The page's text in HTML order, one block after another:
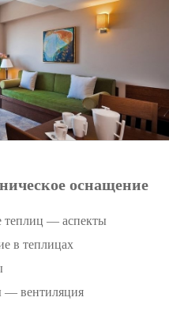
оснащение
теплиц — аспекты
в теплицах
— вентиляция